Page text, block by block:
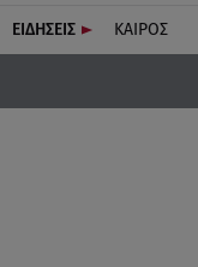
ΕΙΔΗΣΕΙΣ ΚΑΙΡΟΣ